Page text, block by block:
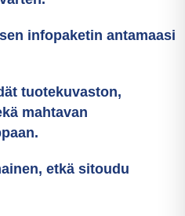
infopaketin antamaasi
tuotekuvaston,
mahtavan
etkä sitoudu